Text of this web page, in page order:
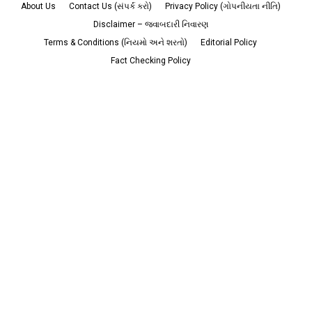
About Us Contact Us (સંપર્ક કરો)
Privacy Policy (ગોપનીયતા નીતિ)
Disclaimer – જવાબદારી નિવારણ
Terms & Conditions (નિયમો અને શરતો)
Editorial Policy
Fact Checking Policy